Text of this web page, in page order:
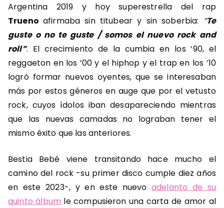
Argentina 2019 y hoy superestrella del rap
Truenoafirmaba sin titubear y sin soberbia: “Te
guste o no te guste / somos el nuevo rock and
roll”. El crecimiento de la cumbia en los ’90, el
reggaeton en los ’00 y el hiphop y el trap en los ’10
logró formar nuevos oyentes, que se interesaban
más por estos géneros en auge que por el vetusto
rock, cuyos ídolos iban desapareciendo mientras
que las nuevas camadas no lograban tener el
mismo éxito que las anteriores.
Bestia Bebé viene transitando hace mucho el
camino del rock -su primer disco cumple diez años
en este 2023-, y en este nuevo adelanto de su
quinto álbum le compusieron una carta de amor al